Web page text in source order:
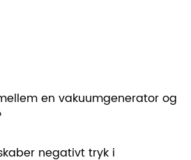
en vakuumgenerator og
negativt tryk i